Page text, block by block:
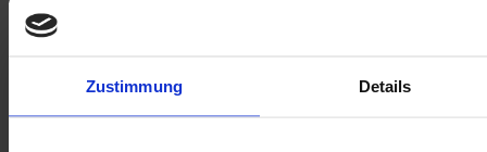
Zustimmung Details
In den Warenkorb
Beschreibung